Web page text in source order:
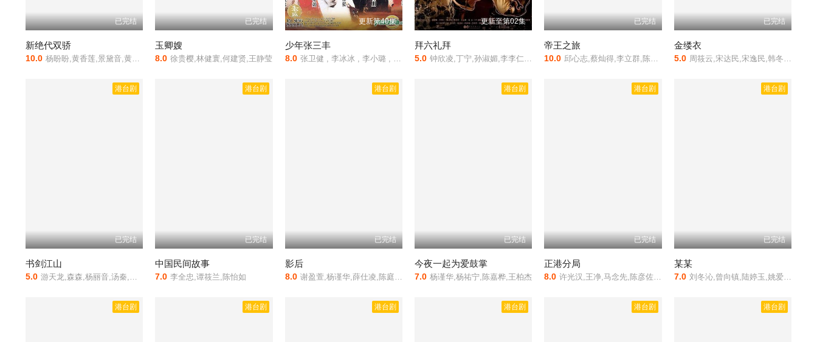
已完结
新绝代双骄
10.0 杨盼盼,黄香莲,景黛音,黄慧文,吕盈莹,桑妮,郝曼丽,张盈真,李道洪,张敏敏,张富美,班铁翔,陈巧华
已完结
玉卿嫂
8.0 徐贵樱,林健寰,何建贤,王静莹
更新第40集
少年张三丰
8.0 张卫健 , 李冰冰 , 李小璐 , 苏有朋 , 林心如 , 严屹宽 , 王艳 , 张铁林 , 胡静 , 牛萌萌 , 杜玉明
更新至第02集
拜六礼拜
5.0 钟欣凌,丁宁,孙淑媚,李李仁,连晨翔,刘书宏
已完结
帝王之旅
10.0 邱心志,蔡灿得,李立群,陈宝国,屈中恒,陈磊
已完结
金缕衣
5.0 周筱云,宋达民,宋逸民,韩冬冬,徐华凤,杨泽中,白鹰,吴风,冯凯,蔡岳勋,戈伟家
港台剧
已完结
书剑江山
5.0 游天龙,森森,杨丽音,汤秦,斑斑,茅瑛,龙飞,蔡弘
港台剧
已完结
中国民间故事
7.0 李全忠,谭筱兰,陈怡如
港台剧
已完结
影后
8.0 谢盈萱,杨谨华,薛仕凌,陈庭妮,谢琼煖,杨贵媚,钟欣凌,曾莞婷,林廷忆,黄迪扬,詹怀云,刘冠廷,黄仲昆,楼一安,屈中恒,陈家逵,汤湘竹,詹子萱,陈彦嘉,牧森
港台剧
已完结
今夜一起为爱鼓掌
7.0 杨谨华,杨祐宁,陈嘉桦,王柏杰
港台剧
已完结
正港分局
8.0 许光汉,王净,马念先,陈彦佐,黄路梓茵,黄奇斌,林鹤轩,邰智源,林柏昇,谢坤达,黄于恩,吴泱潾,阿部玛利亚,黄宣,杨祐宁,钟欣凌
港台剧
已完结
某某
7.0 刘冬沁,曾向镇,陆婷玉,姚爱寗,古斌,颜毓麟,洪小铃,段钧豪,蔡振廷
港台剧 港台剧 港台剧 港台剧 港台剧 港台剧